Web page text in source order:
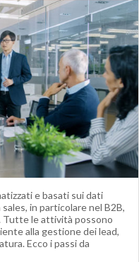
e basati sui dati
in particolare nel B2B,
Tutte le attività possono
alla gestione dei lead,
Ecco i passi da